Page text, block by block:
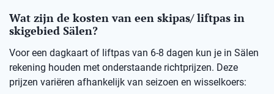
Wat zijn de kosten van een skipas/ liftpas in
skigebied Sälen?
Voor een dagkaart of liftpas van 6-8 dagen kun je in Sälen
rekening houden met onderstaande richtprijzen. Deze
prijzen variëren afhankelijk van seizoen en wisselkoers: